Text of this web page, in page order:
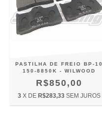
PASTILHA DE FREIO BP-10
150-8850K - WILWOOD
R$850,00
3 X DE R$283,33 SEM JUROS